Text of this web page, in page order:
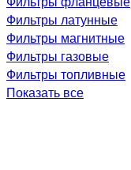
Фильтры латунные
Фильтры магнитные
Фильтры газовые
Фильтры топливные
Показать все